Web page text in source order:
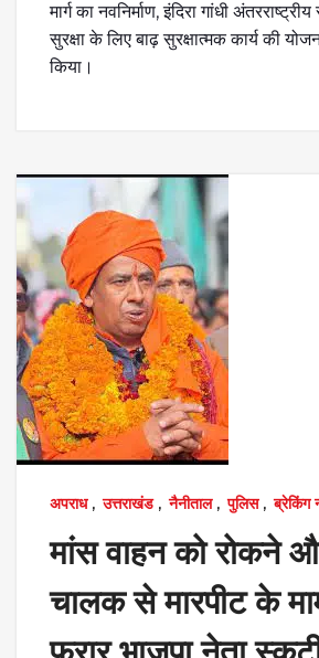
मार्ग का नवनिर्माण, इंदिरा गांधी
सुरक्षा के लिए बाढ़ सुरक्षात्मक कार्य की
किया।
अपराध, उत्तराखंड, नैनीताल, पुलिस, ब्रेकिंग
मांस वाहन को रोकने
चालक से मारपीट के